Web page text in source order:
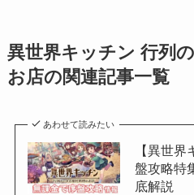
異世界キッチン 行列
お店の関連記事一覧
あわせて読みたい
【異世
盤攻略特
底解説